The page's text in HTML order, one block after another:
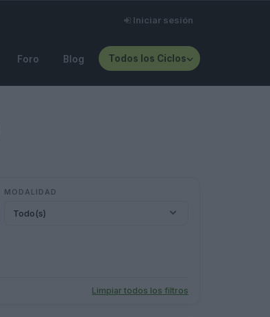
Iniciar sesión
Foro Blog Todos los Ciclos
MODALIDAD
Todo(s)
Limpiar todos los filtros